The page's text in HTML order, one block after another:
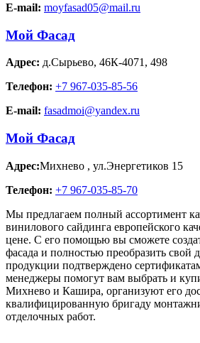
E-mail: moyfasad05@mail.ru
Мой Фасад
Адрес: д.Сырьево, 46К-4071, 498
Телефон: +7 967-035-85-56
E-mail: fasadmoi@yandex.ru
Мой Фасад
Адрес:Михнево , ул.Энергетиков 15
Телефон: +7 967-035-85-70
Мы предлагаем полный ассортимент
винилового сайдинга европейского
цене. С его помощью вы сможете
фасада и полностью преобразить свой
продукции подтверждено
менеджеры помогут вам выбрать и
Михнево и Кашира, организуют его
квалифицированную бригаду
отделочных работ.